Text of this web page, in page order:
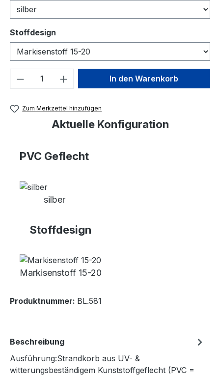
Stoffdesign
Produkt Anzahl: Gib denIn den Warenkorb
Zum Merkzettel hinzufügen
Aktuelle Konfiguration
PVC Geflecht
silber
Stoffdesign
Markisenstoff 15-20
Produktnummer: BL.581
Beschreibung
Ausführung:Strandkorb aus UV- &
witterungsbeständigem Kunststoffgeflecht (PVC =